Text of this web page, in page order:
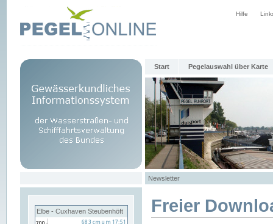
Hilfe
Start Pegelauswahl über Karte
Newsletter
Elbe - Cuxhaven Steubenhöft Freier